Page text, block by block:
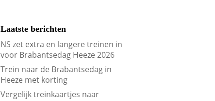
Laatste berichten
NS zet extra en langere treinen in
voor Brabantsedag Heeze 2026
Trein naar de Brabantsedag in
Heeze met korting
Vergelijk treinkaartjes naar